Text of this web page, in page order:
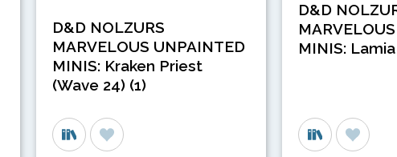
D&D NOLZURS
MARVELOUS UNPAINTED
MINIS: Kraken Priest
(Wave 24) (1)
D&D
MINIS: Lamia